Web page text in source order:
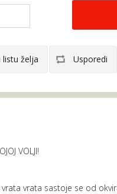
VOLJI!
vrata vrata sastoje se od